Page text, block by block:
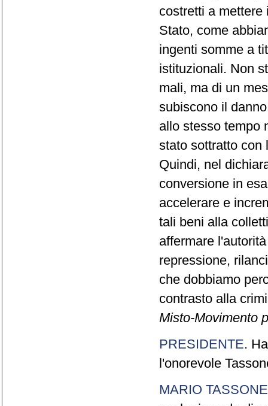
costretti a
Stato, come
ingenti somme a
istituzionali. Non
mali, ma di un
subiscono il
allo stesso tempo
stato sottratto con
Quindi, nel
conversione in
accelerare e
tali beni alla
affermare
repressione,
che dobbiamo
contrasto alla
Misto-Movimento
PRESIDENTE.
l'onorevole
MARIO TASSONE